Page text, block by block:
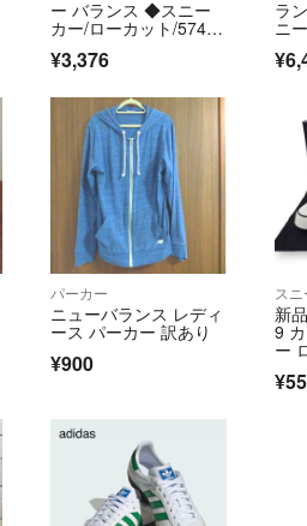
ー バランス ◆スニー
カー/ローカット/574/
グレー/23.5ｃｍ ML57
4VG 【レディース/ガー
【靴/クツ/シューズ/SH
OES】 レディースファ
ッション【中古】 [022
0563443]
¥3,376
ラ
ニ
レ
パーカー
ニューバランス レディ
ース パーカー 訳あり
¥900
ス
新
9
ー